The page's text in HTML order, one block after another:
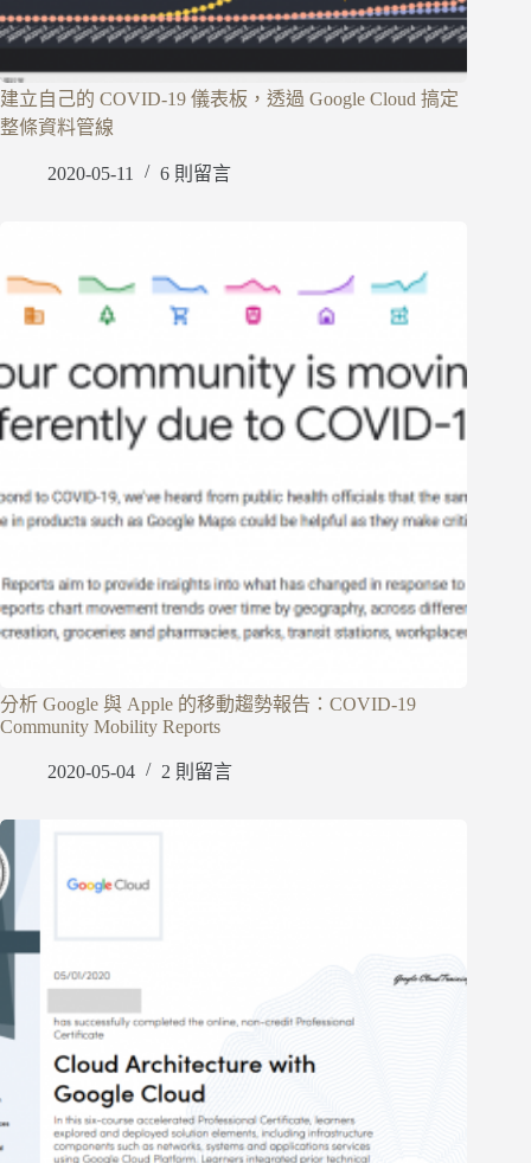
建立自己的 COVID-19 儀表板，透過 Google Cloud 搞定
整條資料管線
2020-05-11 6 則留言
分析 Google 與 Apple 的移動趨勢報告：COVID-19
Community Mobility Reports
2020-05-04 2 則留言